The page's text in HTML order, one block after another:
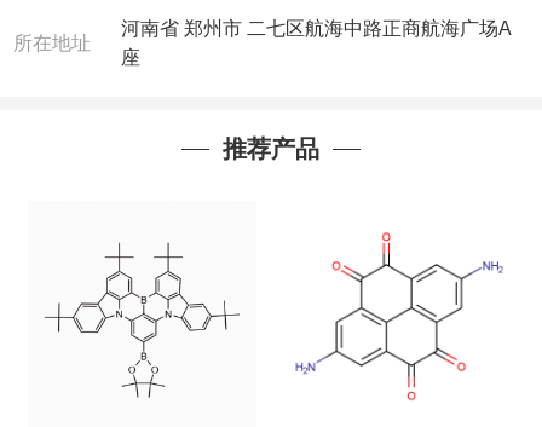
所在地址
河南省 郑州市 二七区航海中路正商航海广场A
座
推荐产品